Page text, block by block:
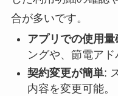
合が多いです。
アプリでの使用量
ングや、節電アド
契約変更が簡単:
内容を変更可能。